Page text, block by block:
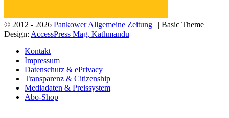
© 2012 - 2026 Pankower Allgemeine Zeitung | | Basic Theme
Design: AccessPress Mag, Kathmandu
Kontakt
Impressum
Datenschutz & ePrivacy
Transparenz & Citizenship
Mediadaten & Preissystem
Abo-Shop